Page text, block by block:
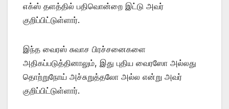
எக்ஸ் தளத்தில் பதிவொன்றை இட்டு அவர்
குறிப்பிட்டுள்ளார்.
இந்த வைரஸ் சுவாச பிரச்சனைகளை
அதிகப்படுத்தினாலும், இது புதிய வைரஸோ அல்லது
தொற்றுநோய் அச்சுறுத்தலோ அல்ல என்று அவர்
குறிப்பிட்டுள்ளார்.